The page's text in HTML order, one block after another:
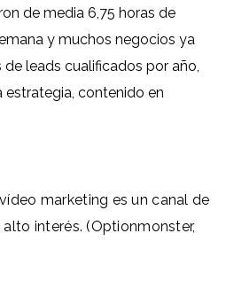
de media 6,75 horas de
y muchos negocios ya
leads cualificados por año,
estrategia, contenido en
marketing es un canal de
interés. (Optionmonster,